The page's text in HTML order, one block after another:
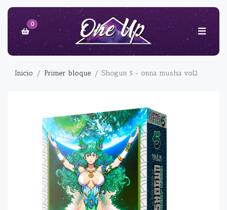
0
Inicio Primer bloque Shogun 5 - onna musha vol2